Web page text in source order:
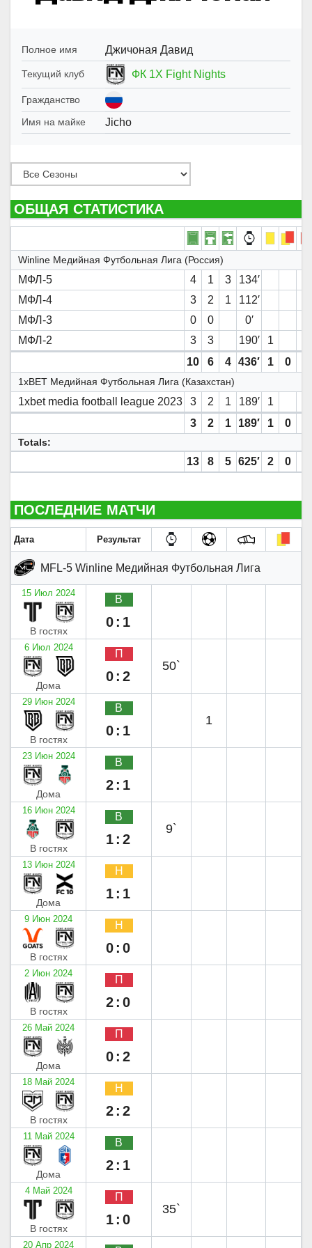
Полное имя Джичоная Давид
Текущий клуб ФК 1X Fight Nights
Гражданство
Имя на майке Jicho
ОБЩАЯ СТАТИСТИКА
Winline Медийная Футбольная Лига (Россия)
МФЛ-5 4 1 3
134′
МФЛ-4
3 2 1
112′
МФЛ-3
0 0
0′
МФЛ-2
3 3 190′
1
10
6 4 436′ 1 0
1xBET Медийная Футбольная Лига (Казахстан)
1xbet media football league 2023 3 2 1 189′
1
3
2 1 189′ 1 0
Totals:
13 8 5 625′ 2 0
ПОСЛЕДНИЕ МАТЧИ
Дата Результат
MFL-5 Winline Медийная Футбольная Лига
15 Июл 2024
В гостях
В
0:1
6 Июл 2024
Дома
П
0:2
50`
29 Июн 2024
В гостях
В
0:1
1
23 Июн 2024
Дома
В
2:1
16 Июн 2024
В гостях
В
1:2
9`
13 Июн 2024
Дома
Н
1:1
9 Июн 2024
В гостях
Н
0:0
2 Июн 2024
В гостях
П
2:0
26 Май 2024
Дома
П
0:2
18 Май 2024
В гостях
Н
2:2
11 Май 2024
Дома
В
2:1
4 Май 2024
В гостях
П
1:0
35`
20 Апр 2024